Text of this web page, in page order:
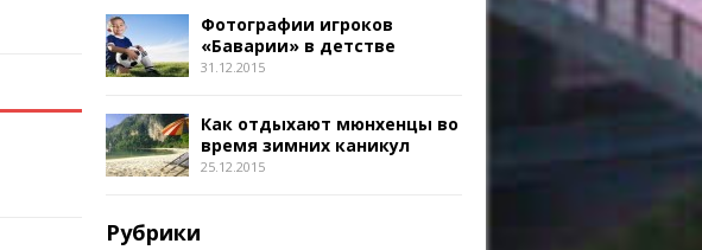
Фотографии игроков
«Баварии» в детстве
31.12.2015
Как отдыхают мюнхенцы во
время зимних каникул
25.12.2015
Рубрики